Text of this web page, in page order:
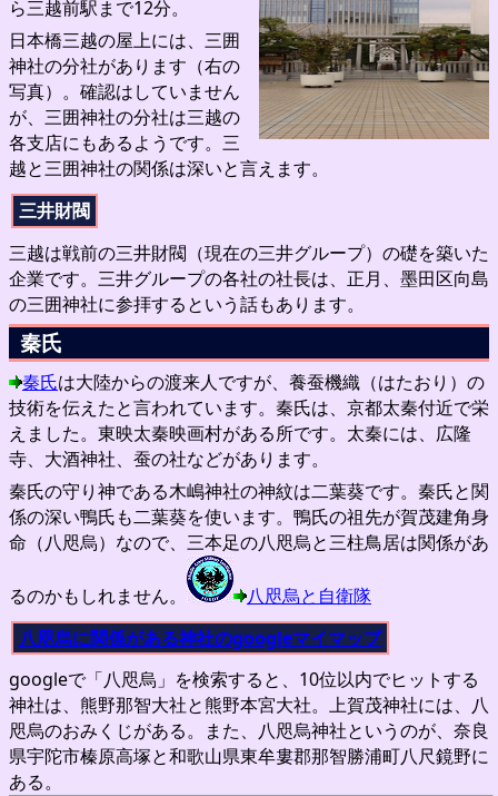
ら三越前駅まで12分。
日本橋三越の屋上には、三囲
神社の分社があります（右の
写真）。確認はしていません
が、三囲神社の分社は三越の
各支店にもあるようです。三
越と三囲神社の関係は深いと言えます。
三井財閥
三越は戦前の三井財閥（現在の三井グループ）の礎を築いた
企業です。三井グループの各社の社長は、正月、墨田区向島
の三囲神社に参拝するという話もあります。
秦氏
秦氏は大陸からの渡来人ですが、養蚕機織（はたおり）の
技術を伝えたと言われています。秦氏は、京都太秦付近で栄
えました。東映太秦映画村がある所です。太秦には、広隆
寺、大酒神社、蚕の社などがあります。
秦氏の守り神である木嶋神社の神紋は二葉葵です。秦氏と関
係の深い鴨氏も二葉葵を使います。鴨氏の祖先が賀茂建角身
命（八咫烏）なので、三本足の八咫烏と三柱鳥居は関係があ
るのかもしれません。
八咫烏と自衛隊
八咫烏に関係がある神社のgoogleマイマップ
googleで「八咫烏」を検索すると、10位以内でヒットする
神社は、熊野那智大社と熊野本宮大社。上賀茂神社には、八
咫烏のおみくじがある。また、八咫烏神社というのが、奈良
県宇陀市榛原高塚と和歌山県東牟婁郡那智勝浦町八尺鏡野に
ある。